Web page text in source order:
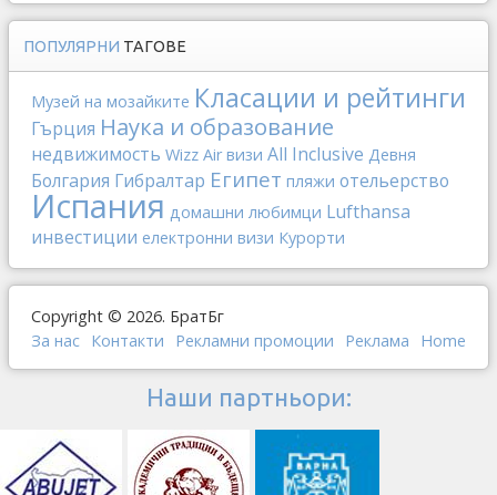
ПОПУЛЯРНИ ТАГОВЕ
Музей на мозайките Класации и рейтинги
Гърция Наука и образование
недвижимость Wizz Air визи All Inclusive Девня
Болгария Гибралтар Египет пляжи отельерство
Испания домашни любимци Lufthansa
инвестиции електронни визи Курорти
Copyright © 2026. БратБг
За нас Контакти Рекламни промоции Реклама Home
Наши партньори: